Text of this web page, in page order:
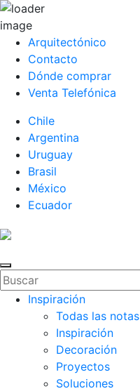
Arquitectónico
Contacto
Dónde comprar
Venta Telefónica
Chile
Argentina
Uruguay
Brasil
México
Ecuador
Inspiración
Todas las notas
Inspiración
Decoración
Proyectos
Soluciones